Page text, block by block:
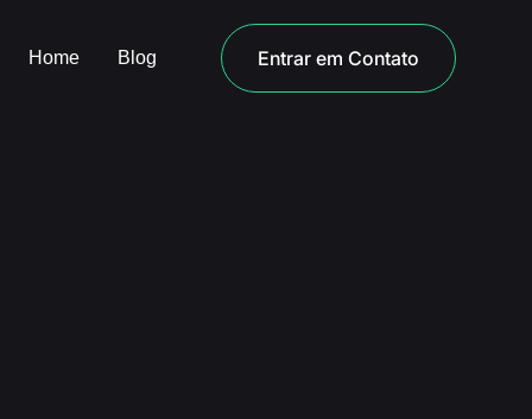
Home Blog Entrar em Contato